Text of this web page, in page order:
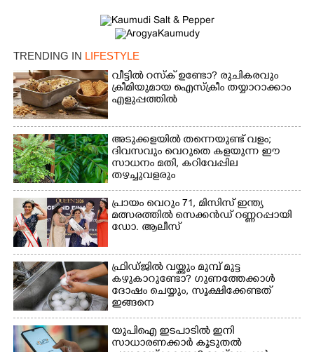
TRENDING IN LIFESTYLE
വീട്ടിൽ റസ്ക് ഉണ്ടോ? രുചികരവും
ക്രീമിയുമായ ഐസ്ക്രീം തയ്യാറാക്കാം
എളുപ്പത്തിൽ
അടുക്കളയിൽ തന്നെയുണ്ട് വളം;
ദിവസവും വെറുതെ കളയുന്ന ഈ
സാധനം മതി, കറിവേപ്പില
തഴച്ചുവളരും
പ്രായം വെറും 71, മിസിസ് ഇന്ത്യ
മത്സരത്തിൽ സെക്കൻഡ് റണ്ണറപ്പായി
ഡോ. ആലീസ്
ഫ്രിഡ്ജിൽ വയ്ക്കും മുമ്പ് മുട്ട
കഴുകാറുണ്ടോ? ഗുണത്തേക്കാൾ
ദോഷം ചെയ്യും,​ സൂക്ഷിക്കേണ്ടത്
ഇങ്ങനെ
യുപിഐ ഇടപാടിൽ ഇനി
സാധാരണക്കാർ കൂടുതൽ
Share this link
Copy Link